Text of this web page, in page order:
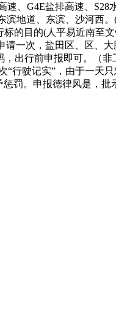
、G4E盐排高速、S28
滨地道、东滨、沙河西
的目的(人平易近南至
一次，盐田区、区、
出行前申报即可。（非
“行驶记实”，由于一天
罚。申报德律风是，批